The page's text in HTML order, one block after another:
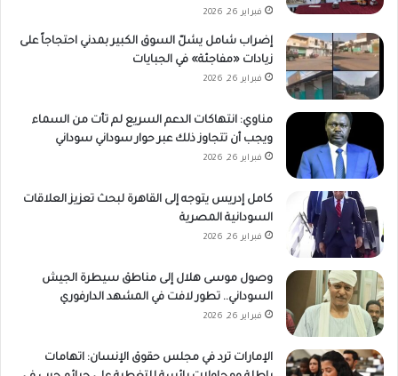
فبراير 26, 2026
إضراب شامل يشلّ السوق الكبير بمدني احتجاجاً على
زيادات «مفاجئة» في الجبايات
فبراير 26, 2026
مناوي: انتهاكات الدعم السريع لم تأت من السماء
ويجب أن تتجاوز ذلك عبر حوار سوداني سوداني
فبراير 26, 2026
كامل إدريس يتوجه إلى القاهرة لبحث تعزيز العلاقات
السودانية المصرية
فبراير 26, 2026
وصول موسى هلال إلى مناطق سيطرة الجيش
السوداني.. تطور لافت في المشهد الدارفوري
فبراير 26, 2026
الإمارات ترد في مجلس حقوق الإنسان: اتهامات